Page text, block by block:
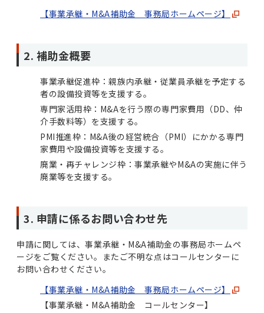
【事業承継・M&A補助金 事務局ホームページ】
2. 補助金概要
事業承継促進枠：親族内承継・従業員承継を予定する
者の設備投資等を支援する。
専門家活用枠：M&Aを行う際の専門家費用（DD、仲
介手数料等）を支援する。
PMI推進枠：M&A後の経営統合（PMI）にかかる専門
家費用や設備投資等を支援する。
廃業・再チャレンジ枠：事業承継やM&Aの実施に伴う
廃業等を支援する。
3. 申請に係るお問い合わせ先
申請に関しては、事業承継・M&A補助金の事務局ホームペ
ージをご覧ください。またご不明な点はコールセンターに
お問い合わせください。
【事業承継・M&A補助金 事務局ホームページ】
【事業承継・M&A補助金 コールセンター】